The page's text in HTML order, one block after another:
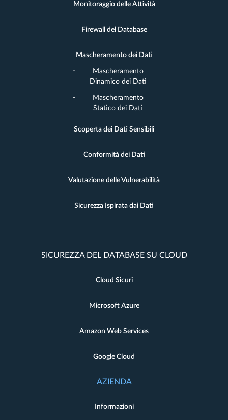
Monitoraggio delle Attività
Firewall del Database
Mascheramento dei Dati
Mascheramento
Dinamico dei Dati
Mascheramento
Statico dei Dati
Scoperta dei Dati Sensibili
Conformità dei Dati
Valutazione delle Vulnerabilità
Sicurezza Ispirata dai Dati
SICUREZZA DEL DATABASE SU CLOUD
Cloud Sicuri
Microsoft Azure
Amazon Web Services
Google Cloud
AZIENDA
Informazioni